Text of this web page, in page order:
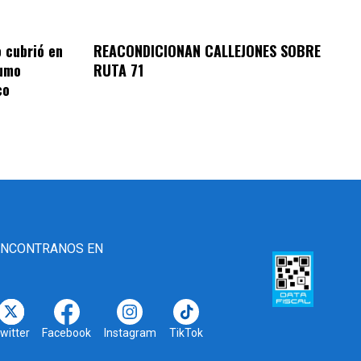
cubrió en
REACONDICIONAN CALLEJONES SOBRE
RUTA 71
EN
Facebook Instagram TikTok